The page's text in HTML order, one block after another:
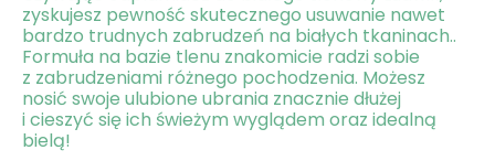
zyskujesz pewność skutecznego usuwanie nawet
bardzo trudnych zabrudzeń na białych tkaninach..
Formuła na bazie tlenu znakomicie radzi sobie
z zabrudzeniami różnego pochodzenia. Możesz
nosić swoje ulubione ubrania znacznie dłużej
i cieszyć się ich świeżym wyglądem oraz idealną
bielą!